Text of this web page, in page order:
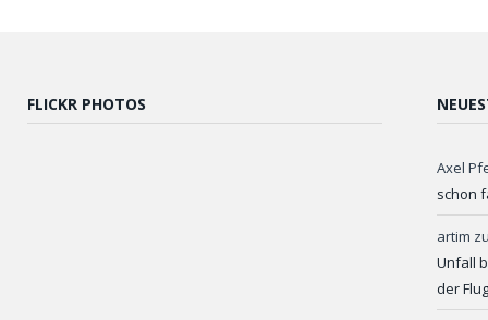
FLICKR PHOTOS
Axel
schon
artim
Unfall
der